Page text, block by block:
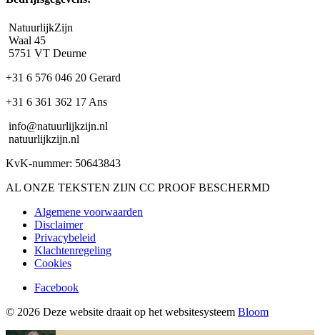
NatuurlijkZijn
Waal 45
5751 VT Deurne
+31 6 576 046 20 Gerard
+31 6 361 362 17 Ans
info@natuurlijkzijn.nl
natuurlijkzijn.nl
KvK-nummer: 50643843
AL ONZE TEKSTEN ZIJN CC PROOF BESCHERMD
Algemene voorwaarden
Disclaimer
Privacybeleid
Klachtenregeling
Cookies
Facebook
© 2026 Deze website draait op het websitesysteem Bloom